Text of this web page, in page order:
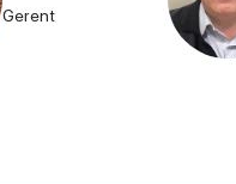
Gerent